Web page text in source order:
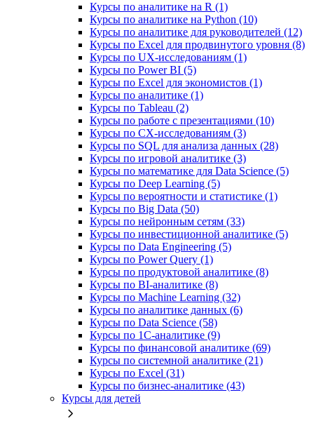
Курсы по аналитике на R (1)
Курсы по аналитике на Python (10)
Курсы по аналитике для руководителей (12)
Курсы по Excel для продвинутого уровня (8)
Курсы по UX‑исследованиям (1)
Курсы по Power BI (5)
Курсы по Excel для экономистов (1)
Курсы по аналитике (1)
Курсы по Tableau (2)
Курсы по работе с презентациями (10)
Курсы по CX-исследованиям (3)
Курсы по SQL для анализа данных (28)
Курсы по игровой аналитике (3)
Курсы по математике для Data Science (5)
Курсы по Deep Learning (5)
Курсы по вероятности и статистике (1)
Курсы по Big Data (50)
Курсы по нейронным сетям (33)
Курсы по инвестиционной аналитике (5)
Курсы по Data Engineering (5)
Курсы по Power Query (1)
Курсы по продуктовой аналитике (8)
Курсы по BI‑аналитике (8)
Курсы по Machine Learning (32)
Курсы по аналитике данных (6)
Курсы по Data Science (58)
Курсы по 1С‑аналитике (9)
Курсы по финансовой аналитике (69)
Курсы по системной аналитике (21)
Курсы по Excel (31)
Курсы по бизнес‑аналитике (43)
Курсы для детей